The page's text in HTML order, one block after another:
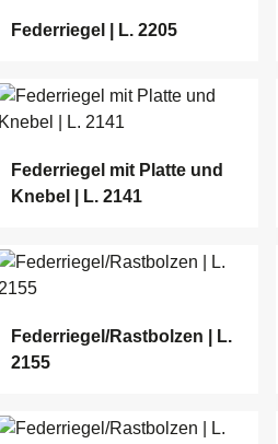
Federriegel | L. 2205
Federriegel mit Platte und
Knebel | L. 2141
Federriegel/Rastbolzen | L.
2155